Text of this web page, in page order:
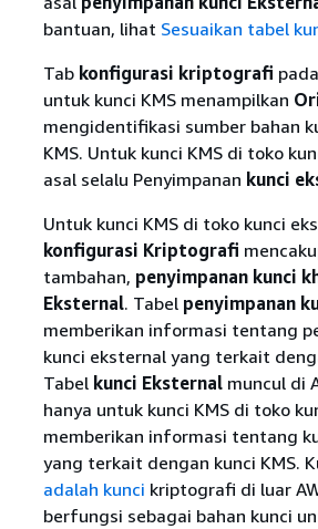
bantuan, lihat Sesuaikan tabel
Tab konfigurasi kriptografi
untuk kunci KMS menampilkan
mengidentifikasi sumber bahan
KMS. Untuk kunci KMS di toko
asal selalu Penyimpanan kunci
Untuk kunci KMS di toko kunci
konfigurasi Kriptografi
tambahan, penyimpanan kunci
Eksternal. Tabel penyimpanan
memberikan informasi tentang
kunci eksternal yang terkait
Tabel kunci Eksternalmuncul di
hanya untuk kunci KMS di toko
memberikan informasi tentang
yang terkait dengan kunci KMS.
adalah kunci kriptografi di luar
berfungsi sebagai bahan kunci